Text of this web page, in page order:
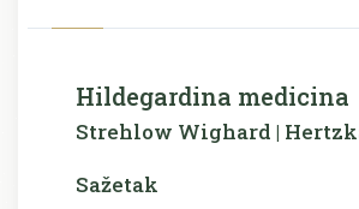
Hildegardina medicina
Strehlow Wighard |
Sažetak